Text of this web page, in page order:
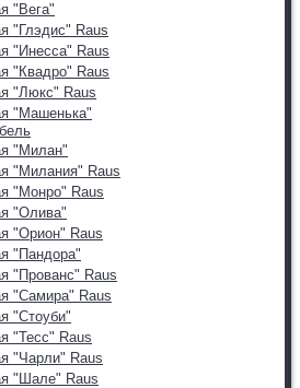
"Вега"
"Глэдис" Raus
"Инесса" Raus
"Квадро" Raus
"Люкс" Raus
"Машенька"
"Милан"
"Милания" Raus
"Монро" Raus
"Олива"
"Орион" Raus
"Пандора"
"Прованс" Raus
"Самира" Raus
"Стоуби"
"Тесс" Raus
"Чарли" Raus
"Шале" Raus